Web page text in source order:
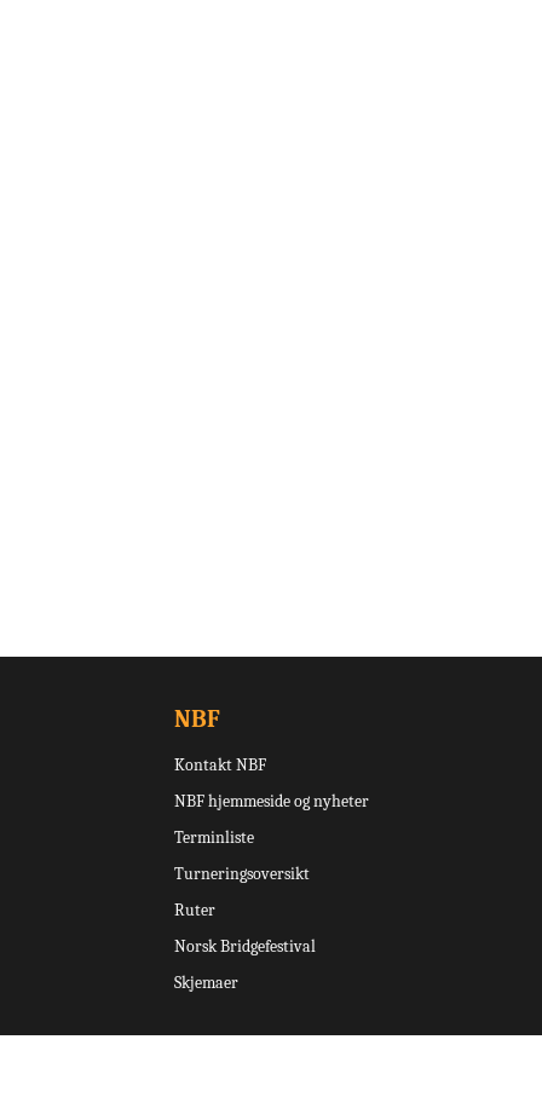
NBF
Kontakt NBF
NBF hjemmeside og nyheter
Terminliste
Turneringsoversikt
Ruter
Norsk Bridgefestival
Skjemaer